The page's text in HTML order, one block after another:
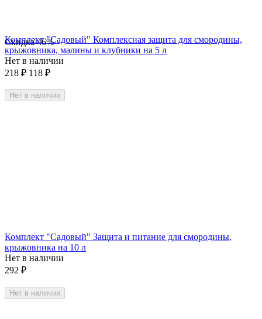
Скидка46%
Комплект "Садовый" Комплексная защита для смородины,
крыжовника, малины и клубники на 5 л
Нет в наличии
218 ₽ 118 ₽
Нет в наличии
Комплект "Садовый" Защита и питание для смородины,
крыжовника на 10 л
Нет в наличии
292 ₽
Нет в наличии